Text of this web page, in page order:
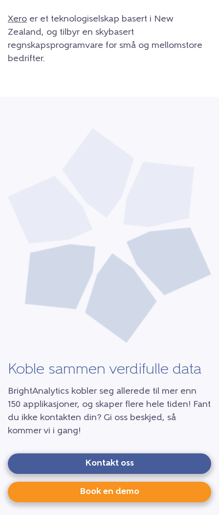
Xero er et teknologiselskap basert i New
Zealand, og tilbyr en skybasert
regnskapsprogramvare for små og mellomstore
bedrifter.
Koble sammen verdifulle data
BrightAnalytics kobler seg allerede til mer enn
150 applikasjoner, og skaper flere hele tiden! Fant
du ikke kontakten din? Gi oss beskjed, så
kommer vi i gang!
Kontakt oss
Book en demo